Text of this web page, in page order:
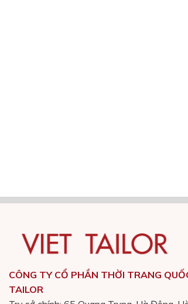
CÔNG TY CỔ PHẦN THỜI TRANG
TAILOR